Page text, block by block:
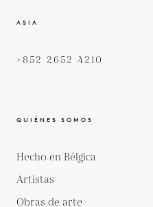
ASIA
+852 2652 4210
QUIÉNES SOMOS
Hecho en Bélgica
Artistas
Obras de arte